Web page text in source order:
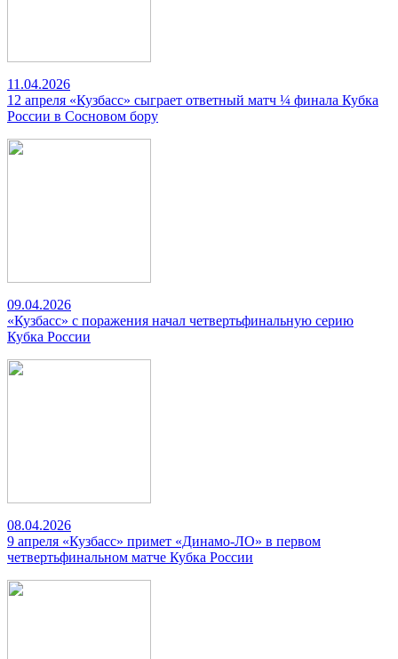
11.04.2026
12 апреля «Кузбасс» сыграет ответный матч ¼ финала Кубка
России в Сосновом бору
09.04.2026
«Кузбасс» с поражения начал четвертьфинальную серию
Кубка России
08.04.2026
9 апреля «Кузбасс» примет «Динамо-ЛО» в первом
четвертьфинальном матче Кубка России